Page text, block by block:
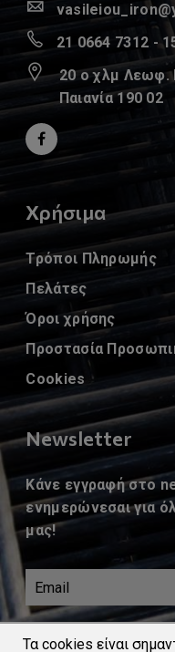
21 0664 7312 -
20 ο χλμ Λεωφ.
Παιανία 190 02
Χρήσιμα
Τρόποι Πληρωμής
Πελάτες
Όροι χρήσης
Προστασία
Cookies
Newsletter
Κάνε εγγραφή στο
ενημερώνεσαι για
μας!
Αποδέχομαι τους
Τα cookies είναι